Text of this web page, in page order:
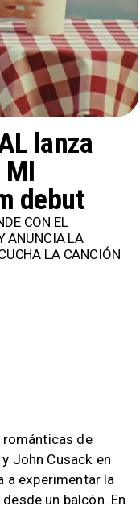
lanza
MI
debut
CON EL
ANUNCIA LA
LA CANCIÓN
románticas de
John Cusack en
a experimentar la
un balcón. En